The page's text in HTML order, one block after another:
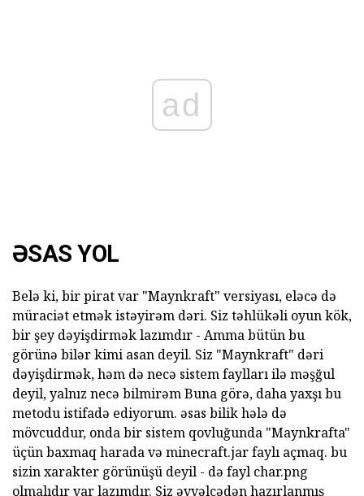
ad
ƏSAS YOL
Belə ki, bir pirat var "Maynkraft" versiyası, eləcə də
müraciət etmək istəyirəm dəri. Siz təhlükəli oyun kök,
bir şey dəyişdirmək lazımdır - Amma bütün bu
görünə bilər kimi asan deyil. Siz "Maynkraft" dəri
dəyişdirmək, həm də necə sistem faylları ilə məşğul
deyil, yalnız necə bilmirəm Buna görə, daha yaxşı bu
metodu istifadə ediyorum. əsas bilik hələ də
mövcuddur, onda bir sistem qovluğunda "Maynkrafta"
üçün baxmaq harada və minecraft.jar faylı açmaq. bu
sizin xarakter görünüşü deyil - də fayl char.png
olmalıdır var lazımdır. Siz əvvəlcədən hazırlanmış